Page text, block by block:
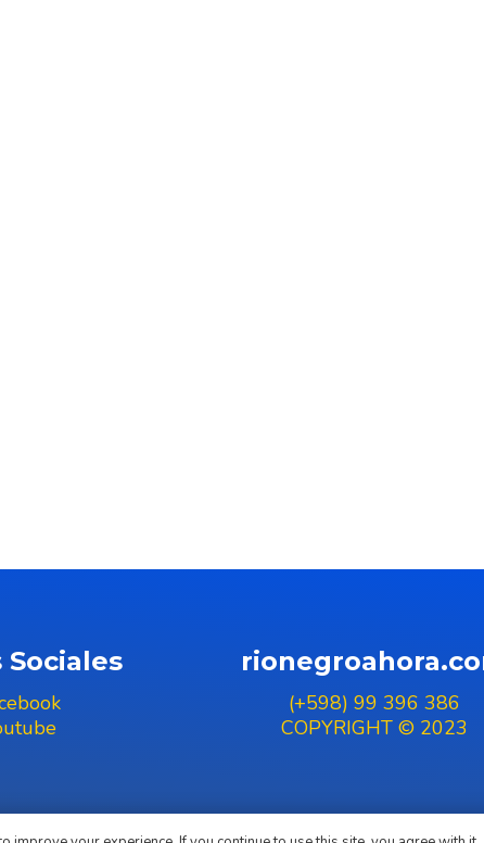
Sociales
(+598) 99 396 386
COPYRIGHT © 2023